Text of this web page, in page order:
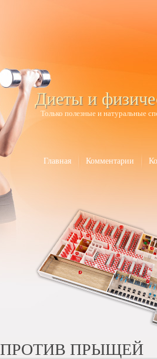
Диеты и
Только полезные и натуральные
Главная Комментарии
ПРОТИВ ПРЫЩЕЙ